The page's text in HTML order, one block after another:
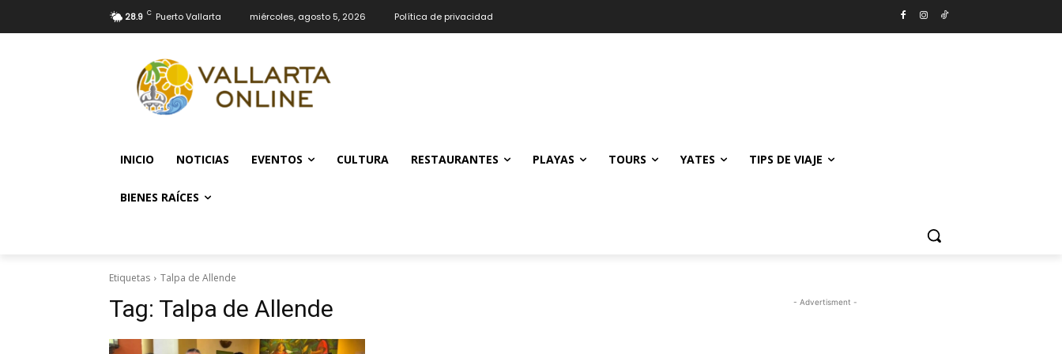
28.9 C Puerto Vallarta miércoles, agosto 5, 2026 Política de privacidad
INICIO NOTICIAS EVENTOS CULTURA RESTAURANTES PLAYAS TOURS YATES TIPS DE VIAJE
BIENES RAÍCES
Etiquetas Talpa de Allende
Tag: Talpa de Allende - Advertisment -